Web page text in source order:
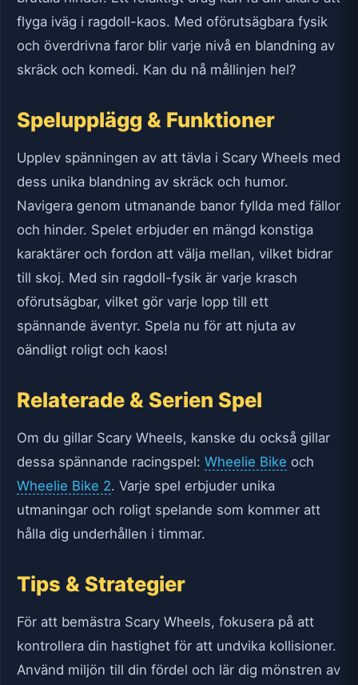
flyga iväg i ragdoll-kaos. Med oförutsägbara fysik
och överdrivna faror blir varje nivå en blandning av
skräck och komedi. Kan du nå mållinjen hel?
Spelupplägg & Funktioner
Upplev spänningen av att tävla i Scary Wheels med
dess unika blandning av skräck och humor.
Navigera genom utmanande banor fyllda med fällor
och hinder. Spelet erbjuder en mängd konstiga
karaktärer och fordon att välja mellan, vilket bidrar
till skoj. Med sin ragdoll-fysik är varje krasch
oförutsägbar, vilket gör varje lopp till ett
spännande äventyr. Spela nu för att njuta av
oändligt roligt och kaos!
Relaterade & Serien Spel
Om du gillar Scary Wheels, kanske du också gillar
dessa spännande racingspel: Wheelie Bike och
Wheelie Bike 2. Varje spel erbjuder unika
utmaningar och roligt spelande som kommer att
hålla dig underhållen i timmar.
Tips & Strategier
För att bemästra Scary Wheels, fokusera på att
kontrollera din hastighet för att undvika kollisioner.
Använd miljön till din fördel och lär dig mönstren av